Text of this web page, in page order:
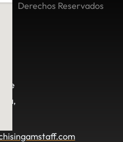
de
Derechos Reservados